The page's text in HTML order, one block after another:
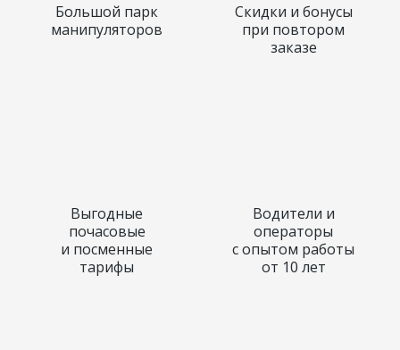
Чаще всего в ремонте нуждаются:
Большой парк
манипуляторов
Выгодные
почасовые
и посменные
тарифы
Скидки и бонусы
при повтором
заказе
Водители и
операторы
с опытом работы
от 10 лет